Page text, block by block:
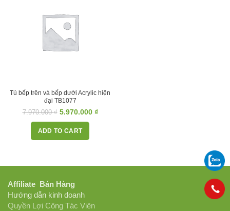
Tủ bếp trên và bếp dưới Acrylic hiện
đại TB1077
7.970.000₫ 5.970.000 ₫
ADD TO CART
Affiliate Bán Hàng
Hướng dẫn kinh doanh
Quyền Lợi Công Tác Viên